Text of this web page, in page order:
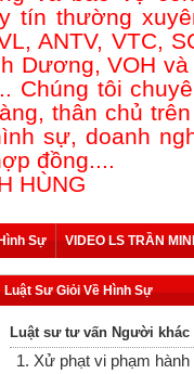
tín thường
ANTV, VTC,
Dương, VOH và
Chúng tôi
thân chủ
sự, doanh
đồng....
HÙNG
Sự VIDEO LS TRẦN
Luật Sư Giỏi Về Hình Sự
Luật sư tư vấn Người
1. Xử phạt vi phạm